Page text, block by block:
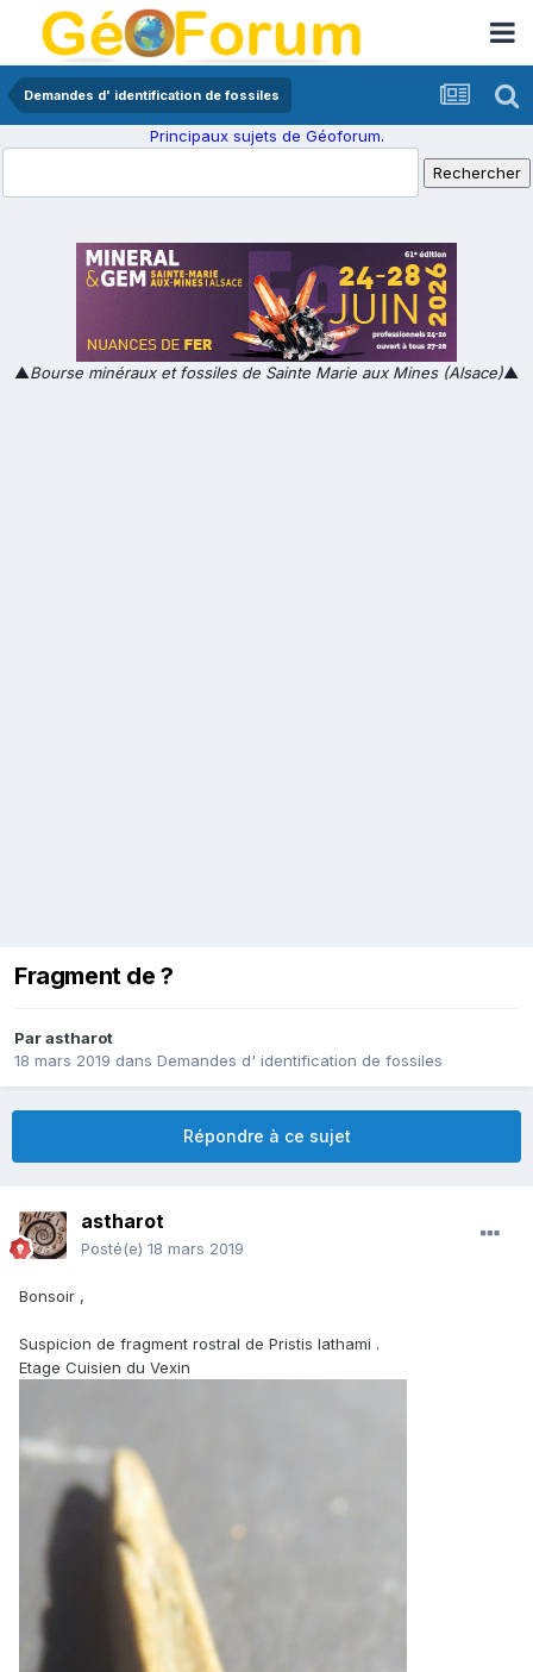
Demandes d' identification de fossiles
Principaux sujets de Géoforum.
▲Bourse minéraux et fossiles de Sainte Marie aux Mines (Alsace)▲
Fragment de ?
Parastharot
18 mars 2019 dans Demandes d' identification de fossiles
Répondre à ce sujet
astharot
Posté(e) 18 mars 2019
Bonsoir ,
Suspicion de fragment rostral de Pristis lathami .
Etage Cuisien du Vexin